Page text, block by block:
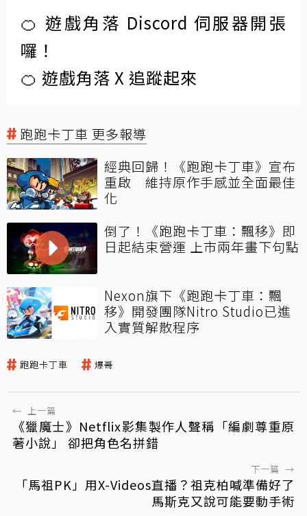
🍊 遊戲角落 Discord 伺服器開張
囉！
🍊 遊戲角落 X 追蹤起來
跑跑卡丁車 更多報導
經典回歸！《跑跑卡丁車》宣布
重啟 維持原作手感並全面最佳
化
倒了！《跑跑卡丁車：飄移》即
日起結束營運 上市兩年畫下句點
Nexon旗下《跑跑卡丁車：飄
移》開發團隊Nitro Studio已進
入實質解散程序
跑跑卡丁車 爆哥
← 上一篇
《獵魔士》Netflix影集製作人聲稱「編劇尊重原
著小說」 卻把角色名拼錯
下一篇 →
「馬祖PK」用X-Videos直播？祖克柏喊準備好了
馬斯克又說可能要動手術